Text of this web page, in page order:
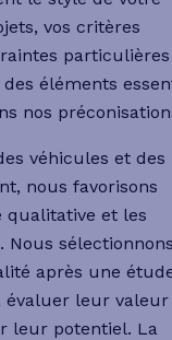
vos critères
particulières
éléments
nos
véhicules et des
nous favorisons
qualitative et les
après une
évaluer leur
leur potentiel. La